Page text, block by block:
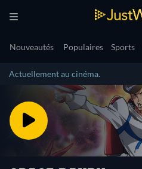
Nouveautés Populaires Sports
Actuellement au cinéma.